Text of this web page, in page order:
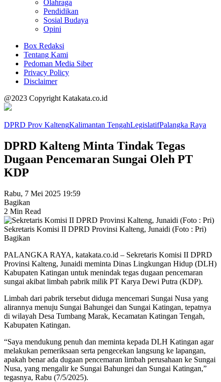
Olahraga
Pendidikan
Sosial Budaya
Opini
Box Redaksi
Tentang Kami
Pedoman Media Siber
Privacy Policy
Disclaimer
@2023 Copyright Katakata.co.id
DPRD Prov KaltengKalimantan TengahLegislatifPalangka Raya
DPRD Kalteng Minta Tindak Tegas
Dugaan Pencemaran Sungai Oleh PT
KDP
Rabu, 7 Mei 2025 19:59
Bagikan
2 Min Read
Sekretaris Komisi II DPRD Provinsi Kalteng, Junaidi (Foto : Pri)
Bagikan
PALANGKA RAYA, katakata.co.id – Sekretaris Komisi II DPRD
Provinsi Kalteng, Junaidi meminta Dinas Lingkungan Hidup (DLH)
Kabupaten Katingan untuk menindak tegas dugaan pencemaran
sungai akibat limbah pabrik milik PT Karya Dewi Putra (KDP).
Limbah dari pabrik tersebut diduga mencemari Sungai Nusa yang
alirannya menuju Sungai Bahungei dan Sungai Katingan, tepatnya
di wilayah Desa Tumbang Marak, Kecamatan Katingan Tengah,
Kabupaten Katingan.
“Saya mendukung penuh dan meminta kepada DLH Katingan agar
melakukan pemeriksaan serta pengecekan langsung ke lapangan,
apakah benar ada dugaan pencemaran limbah perusahaan ke Sungai
Nusa, yang mengalir ke Sungai Bahungei dan Sungai Katingan,”
tegasnya, Rabu (7/5/2025).